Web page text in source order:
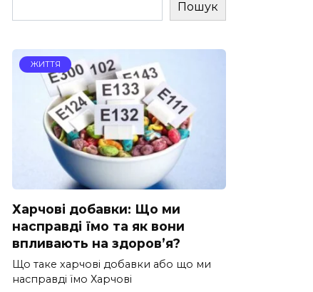
Пошук
ЖИТТЯ
Харчові добавки: Що ми
насправді їмо та як вони
впливають на здоров’я?
Що таке харчові добавки або що ми
насправді їмо Харчові